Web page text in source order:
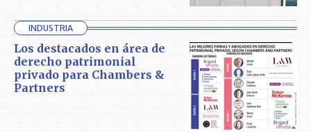
INDUSTRIA
Los destacados en área de
derecho patrimonial
privado para Chambers &
Partners